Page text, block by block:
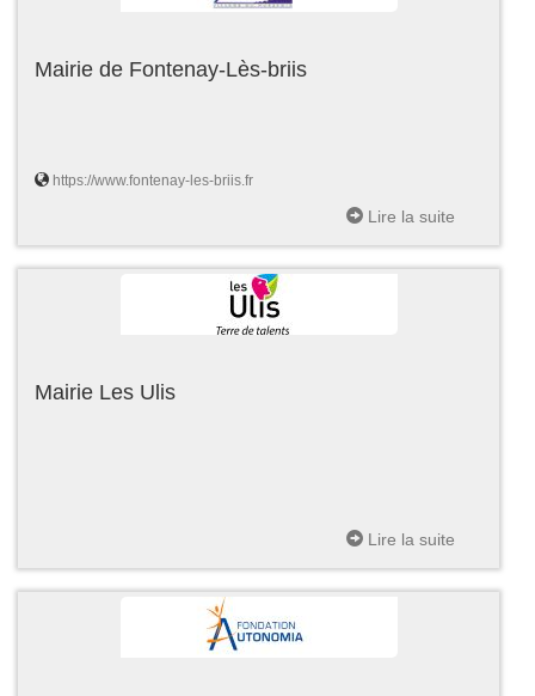
Mairie de Fontenay-Lès-briis
https://www.fontenay-les-briis.fr
Lire la suite
Mairie Les Ulis
Lire la suite